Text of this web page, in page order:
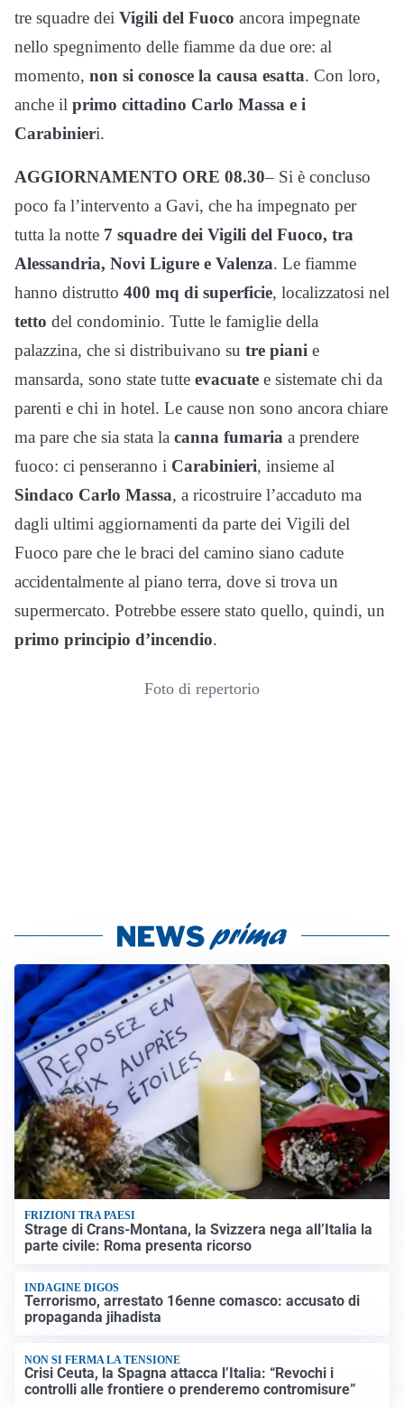
tre squadre dei Vigili del Fuoco ancora impegnate
nello spegnimento delle fiamme da due ore: al
momento, non si conosce la causa esatta. Con loro,
anche il primo cittadino Carlo Massa e i
Carabinieri.
AGGIORNAMENTO ORE 08.30– Si è concluso
poco fa l’intervento a Gavi, che ha impegnato per
tutta la notte 7 squadre dei Vigili del Fuoco, tra
Alessandria, Novi Ligure e Valenza. Le fiamme
hanno distrutto 400 mq di superficie, localizzatosi nel
tetto del condominio. Tutte le famiglie della
palazzina, che si distribuivano su tre piani e
mansarda, sono state tutte evacuate e sistemate chi da
parenti e chi in hotel. Le cause non sono ancora chiare
ma pare che sia stata la canna fumaria a prendere
fuoco: ci penseranno i Carabinieri, insieme al
Sindaco Carlo Massa, a ricostruire l’accaduto ma
dagli ultimi aggiornamenti da parte dei Vigili del
Fuoco pare che le braci del camino siano cadute
accidentalmente al piano terra, dove si trova un
supermercato. Potrebbe essere stato quello, quindi, un
primo principio d’incendio.
Foto di repertorio
FRIZIONI TRA PAESI
Strage di Crans-Montana, la Svizzera nega all’Italia la
parte civile: Roma presenta ricorso
INDAGINE DIGOS
Terrorismo, arrestato 16enne comasco: accusato di
propaganda jihadista
NON SI FERMA LA TENSIONE
Crisi Ceuta, la Spagna attacca l’Italia: “Revochi i
controlli alle frontiere o prenderemo contromisure”